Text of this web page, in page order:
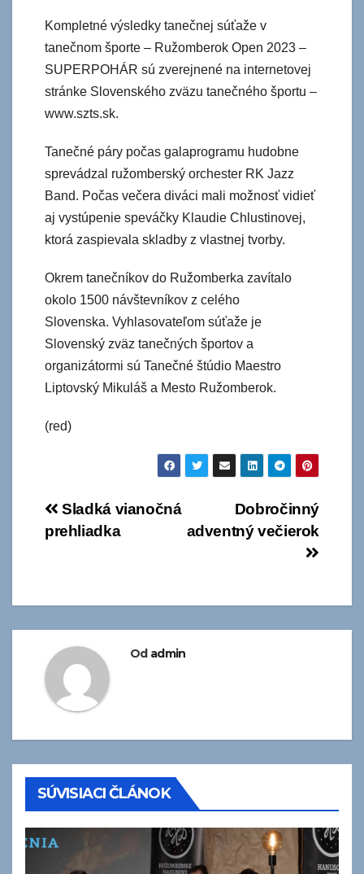
Kompletné výsledky tanečnej súťaže v
tanečnom športe – Ružomberok Open 2023 –
SUPERPOHÁR sú zverejnené na internetovej
stránke Slovenského zväzu tanečného športu –
www.szts.sk.
Tanečné páry počas galaprogramu hudobne
sprevádzal ružomberský orchester RK Jazz
Band. Počas večera diváci mali možnosť vidieť
aj vystúpenie speváčky Klaudie Chlustinovej,
ktorá zaspievala skladby z vlastnej tvorby.
Okrem tanečníkov do Ružomberka zavítalo
okolo 1500 návštevníkov z celého
Slovenska. Vyhlasovateľom súťaže je
Slovenský zväz tanečných športov a
organizátormi sú Tanečné štúdio Maestro
Liptovský Mikuláš a Mesto Ružomberok.
(red)
Navigácia
v
Dobročinný
adventný večierok
Sladká vianočná
prehliadka
Od admin
SÚVISIACI ČLÁNOK